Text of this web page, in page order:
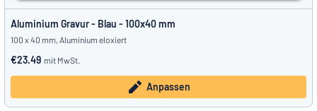
Aluminium Gravur - Blau - 100x40 mm
100 x 40 mm, Aluminium eloxiert
€23.49 mit MwSt.
Anpassen